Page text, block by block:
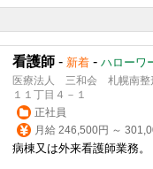
看護師 - 新着 - ハローワ
医療法人 三和会 札幌南整
１１丁目４－１
正社員
月給 246,500円 ～
病棟又は外来看護師業務。